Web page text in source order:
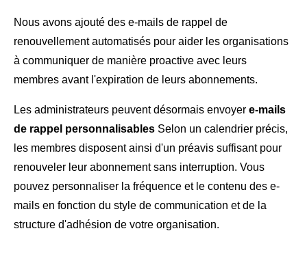
Nous avons ajouté des e-mails de rappel de
renouvellement automatisés pour aider les organisations
à communiquer de manière proactive avec leurs
membres avant l'expiration de leurs abonnements.
Les administrateurs peuvent désormais envoyer e-mails
de rappel personnalisables Selon un calendrier précis,
les membres disposent ainsi d'un préavis suffisant pour
renouveler leur abonnement sans interruption. Vous
pouvez personnaliser la fréquence et le contenu des e-
mails en fonction du style de communication et de la
structure d'adhésion de votre organisation.